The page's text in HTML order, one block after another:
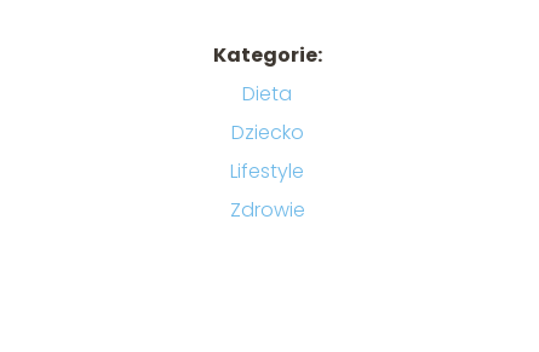
Kategorie:
Dieta
Dziecko
Lifestyle
Zdrowie